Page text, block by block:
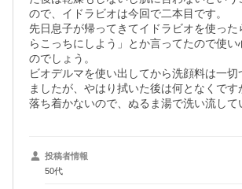
ので、イドラビオは今回で二本目です。
先日息子が帰ってきてイドラビオを使った
らこっちにしよう」とか言ってたので使い
のでしょう。
ビオデルマを使い出してから洗顔料は一切
ましたが、やはり拭いた後は何となくです
落ち着かないので、ぬるま湯で洗い流して
投稿者情報
50代